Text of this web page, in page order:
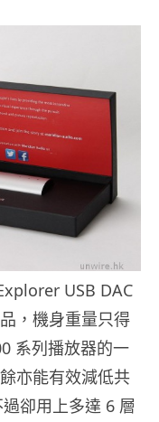
USB DAC
，機身重量只得
系列播放器的一
亦能有效減低共
卻用上多達 6 層